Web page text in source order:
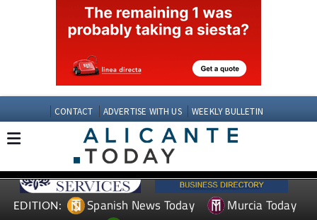
CONTACT ADVERTISE WITH US WEEKLY BULLETIN
EDITION: Spanish News Today
Murcia Today